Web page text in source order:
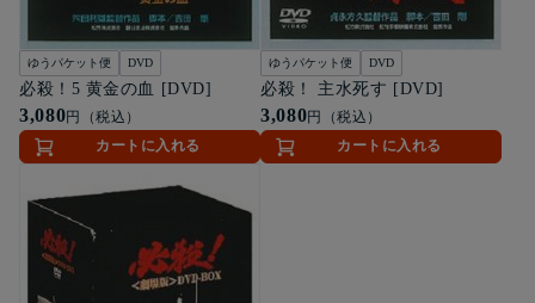
ゆうパケット便 DVD
必殺！5 黄金の血 [DVD]
3,080円（税込）
カートに入れる
ゆうパケット便 DVD
必殺！ 主水死す [DVD]
3,080円（税込）
カートに入れる